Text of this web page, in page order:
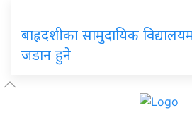
बाह्रदशीका सामुदायिक
जडान हुने